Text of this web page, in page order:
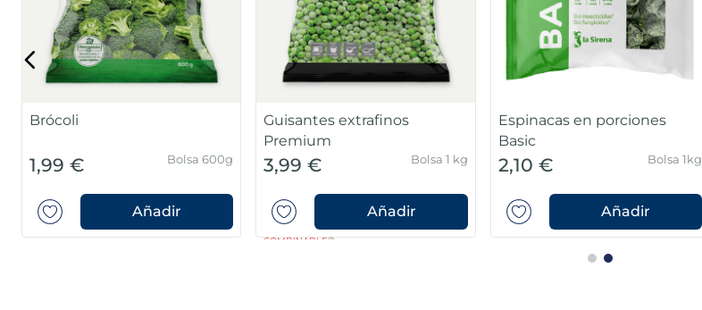
Brócoli
1,99 € Bolsa 600g
Añadir
Guisantes extrafinos
Premium
3,99 €
COMBINABLE
Bolsa 1 kg
Añadir
Espinacas en porciones
Basic
2,10 € Bolsa 1kg
Añadir